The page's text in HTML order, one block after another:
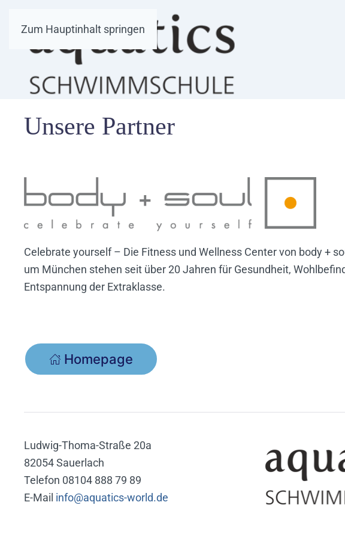
Zum Hauptinhalt springen
Unsere Partner
Celebrate yourself – Die Fitness und Wellness Center von body +
um München stehen seit über 20 Jahren für Gesundheit,
Entspannung der Extraklasse.
Homepage
Ludwig-Thoma-Straße 20a
82054 Sauerlach
Telefon 08104 888 79 89
E-Mail info@aquatics-world.de